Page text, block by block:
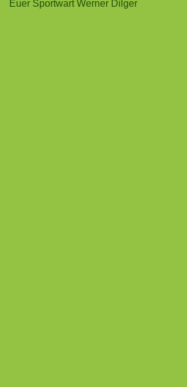
Euer Sportwart Werner Dilger